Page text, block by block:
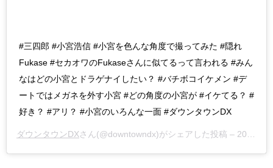
#三四郎 #小宮浩信 #小宮を色んな角度で撮ってみた #隠れ
Fukase #セカオワのFukaseさんに似てるって言われる #みん
なはどの小宮とドラゲナイしたい？ #バチボコイケメン #デ
ートではメガネを外す小宮 #どの角度の小宮が #イケてる？ #
好き？ #アリ？ #小宮のいろんな一面 #ダウンタウンDX
ダウンタウンDXさん(@downtowndx)がシェアした投稿 – 2018年11月月16日午前3時54分PST